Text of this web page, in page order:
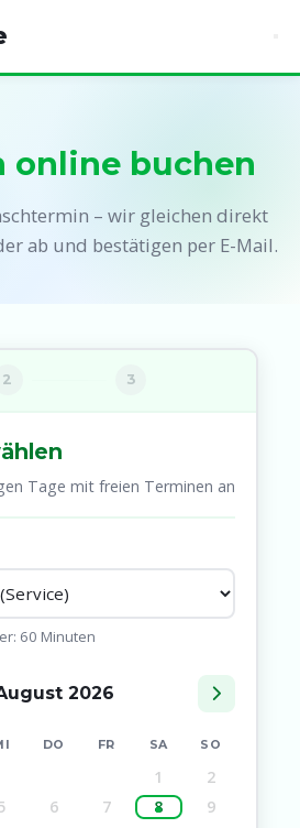
online buchen
– wir gleichen direkt
ab und bestätigen per E-Mail.
2 3
Tage mit freien Terminen an
60 Minuten
2026
DO FR SA SO
1
2
6 7 8
9